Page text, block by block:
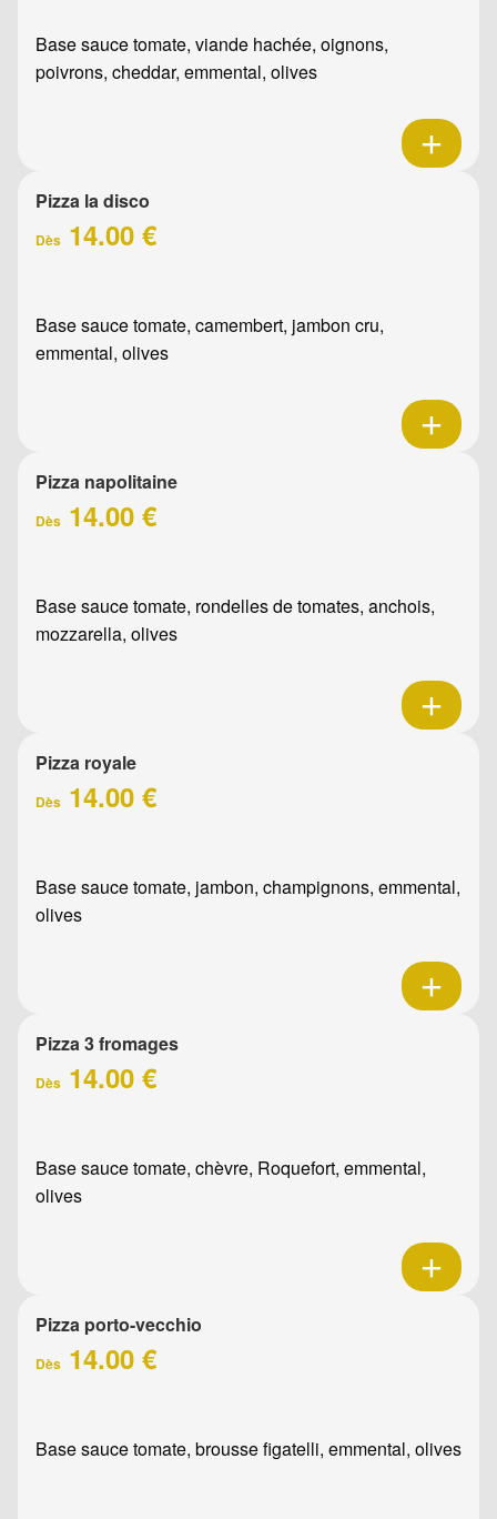
Base sauce tomate, viande hachée, oignons,
poivrons, cheddar, emmental, olives
Pizza la disco
Dès 14.00 €
Base sauce tomate, camembert, jambon cru,
emmental, olives
Pizza napolitaine
Dès 14.00 €
Base sauce tomate, rondelles de tomates, anchois,
mozzarella, olives
Pizza royale
Dès 14.00 €
Base sauce tomate, jambon, champignons, emmental,
olives
Pizza 3 fromages
Dès 14.00 €
Base sauce tomate, chèvre, Roquefort, emmental,
olives
Pizza porto-vecchio
Dès 14.00 €
Base sauce tomate, brousse figatelli, emmental, olives